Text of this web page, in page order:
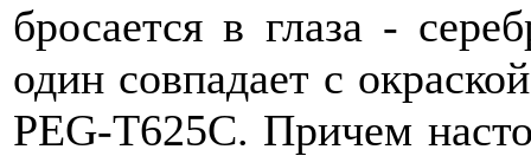
бросается в глаза -
один совпадает с
PEG-T625C. Причем